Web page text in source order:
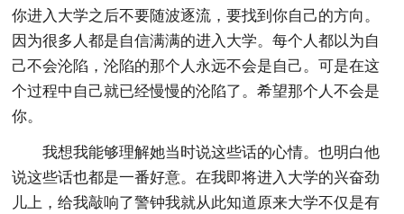
你进入大学之后不要随波逐流，要找到你自己的方向。
因为很多人都是自信满满的进入大学。每个人都以为自
己不会沦陷，沦陷的那个人永远不会是自己。可是在这
个过程中自己就已经慢慢的沦陷了。希望那个人不会是
你。
我想我能够理解她当时说这些话的心情。也明白他
说这些话也都是一番好意。在我即将进入大学的兴奋劲
儿上，给我敲响了警钟我就从此知道原来大学不仅是有